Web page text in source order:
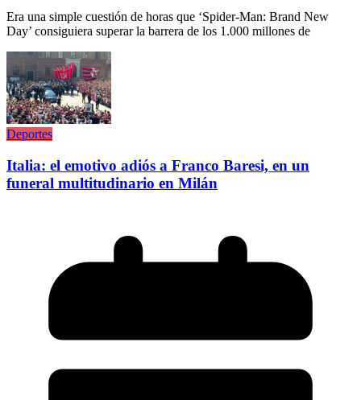
Era una simple cuestión de horas que ‘Spider-Man: Brand New
Day’ consiguiera superar la barrera de los 1.000 millones de
Deportes
Italia: el emotivo adiós a Franco Baresi, en un
funeral multitudinario en Milán